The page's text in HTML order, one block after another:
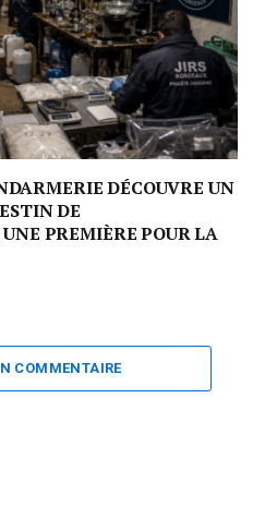
DÉCOUVRE UN
DE
PREMIÈRE POUR LA
COMMENTAIRE